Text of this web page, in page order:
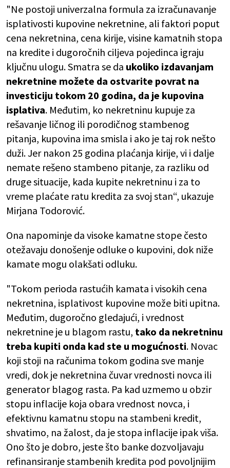
"Ne postoji univerzalna formula za izračunavanje
isplativosti kupovine nekretnine, ali faktori poput
cena nekretnina, cena kirije, visine kamatnih stopa
na kredite i dugoročnih ciljeva pojedinca igraju
ključnu ulogu. Smatra se da ukoliko izdavanjam
nekretnine možete da ostvarite povrat na
investiciju tokom 20 godina, da je kupovina
isplativa. Međutim, ko nekretninu kupuje za
rešavanje ličnog ili porodičnog stambenog
pitanja, kupovina ima smisla i ako je taj rok nešto
duži. Jer nakon 25 godina plaćanja kirije, vi i dalje
nemate rešeno stambeno pitanje, za razliku od
druge situacije, kada kupite nekretninu i za to
vreme plaćate ratu kredita za svoj stan“, ukazuje
Mirjana Todorović.
Ona napominje da visoke kamatne stope često
otežavaju donošenje odluke o kupovini, dok niže
kamate mogu olakšati odluku.
"Tokom perioda rastućih kamata i visokih cena
nekretnina, isplativost kupovine može biti upitna.
Međutim, dugoročno gledajući, i vrednost
nekretnine je u blagom rastu, tako da nekretninu
treba kupiti onda kad ste u mogućnosti. Novac
koji stoji na računima tokom godina sve manje
vredi, dok je nekretnina čuvar vrednosti novca ili
generator blagog rasta. Pa kad uzmemo u obzir
stopu inflacije koja obara vrednost novca, i
efektivnu kamatnu stopu na stambeni kredit,
shvatimo, na žalost, da je stopa inflacije ipak viša.
Ono što je dobro, jeste što banke dozvoljavaju
refinansiranje stambenih kredita pod povoljnijim